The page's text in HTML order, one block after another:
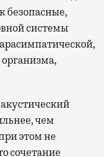
безопасные,
системы
чем
этом не
сочетание